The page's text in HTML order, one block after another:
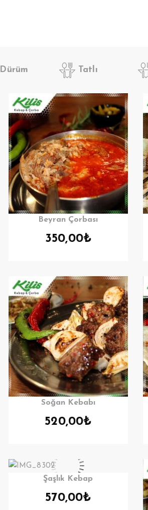
Dürüm Tatlı
Beyran Çorbası
350,00₺
Soğan Kebabı
520,00₺
Şaşlık Kebap
570,00₺